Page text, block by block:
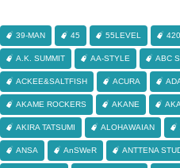
39-MAN 45 55LEVEL
A.K. SUMMIT AA-STYLE ABC
ACKEE&SALTFISH ACURA
AKAME ROCKERS AKANE
AKIRA TATSUMI ALOHAWAIAN
ANSA AnSWeR ANTTENA